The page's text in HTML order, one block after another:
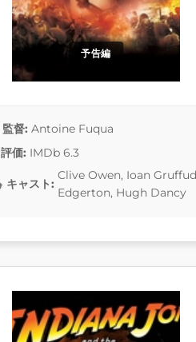
予告編
監督: Antoine Fuqua
評価: IMDb 6.3
キャスト:
Clive Owen, Ioan
Edgerton, Hugh Dancy